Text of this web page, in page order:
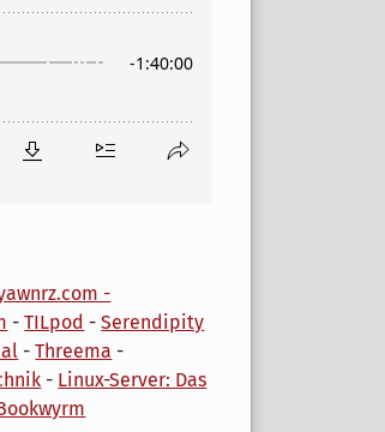
-
-TILpod -Serendipity
-Threema -
- Linux-Server: Das